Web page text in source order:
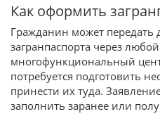
Как оформить
Гражданин может
загранпаспорта через
многофункциональный
потребуется подготовить
принести их туда.
заполнить заранее или